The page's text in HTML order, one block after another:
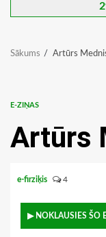
Sākums Artūrs
E-ZIŅAS
Artūrs
e-firziķis 4
▶ NOKLAUSIES ŠO